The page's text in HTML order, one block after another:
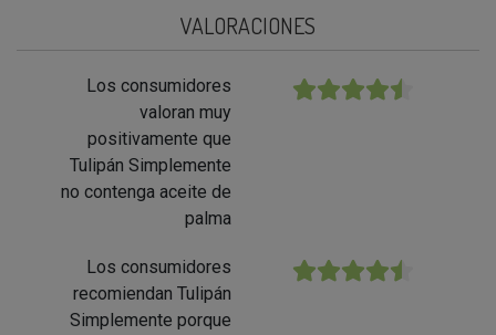
VALORACIONES
Los consumidores
valoran muy
positivamente que
Tulipán Simplemente
no contenga aceite de
palma
★★★★★
Los consumidores
recomiendan Tulipán
Simplemente porque
★★★★★